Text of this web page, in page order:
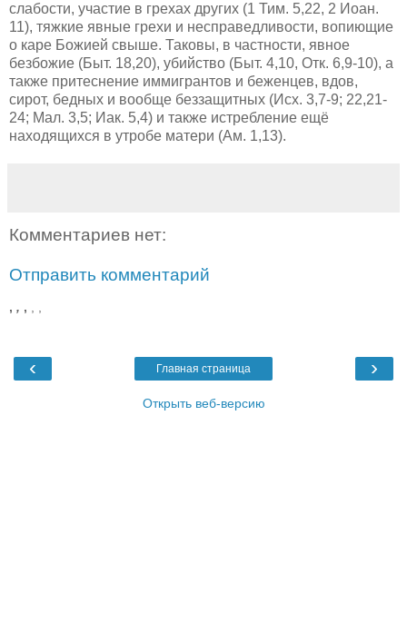
слабости, участие в грехах других (1 Тим. 5,22, 2 Иоан.
11), тяжкие явные грехи и несправедливости, вопиющие
о каре Божией свыше. Таковы, в частности, явное
безбожие (Быт. 18,20), убийство (Быт. 4,10, Отк. 6,9-10), а
также притеснение иммигрантов и беженцев, вдов,
сирот, бедных и вообще беззащитных (Исх. 3,7-9; 22,21-
24; Мал. 3,5; Иак. 5,4) и также истребление ещё
находящихся в утробе матери (Ам. 1,13).
Комментариев нет:
Отправить комментарий
, , , , ,
‹ ›
Главная страница
Открыть веб-версию